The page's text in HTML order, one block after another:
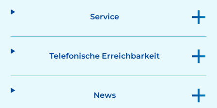
Service
Telefonische Erreichbarkeit
News